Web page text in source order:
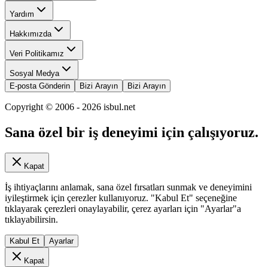
Yardım
Hakkımızda
Veri Politikamız
Sosyal Medya
E-posta Gönderin
Bizi Arayın Bizi Arayın
Copyright © 2006 - 2026 isbul.net
Sana özel bir iş deneyimi için çalışıyoruz.
Kapat
İş ihtiyaçlarını anlamak, sana özel fırsatları sunmak ve deneyimini
iyileştirmek için çerezler kullanıyoruz. "Kabul Et" seçeneğine
tıklayarak çerezleri onaylayabilir, çerez ayarları için "Ayarlar"a
tıklayabilirsin.
Kabul Et Ayarlar
Kapat